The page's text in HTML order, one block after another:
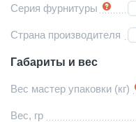
Серия фурнитуры
Страна производителя
Габариты и вес
Вес мастер упаковки (кг)
Вес, гр